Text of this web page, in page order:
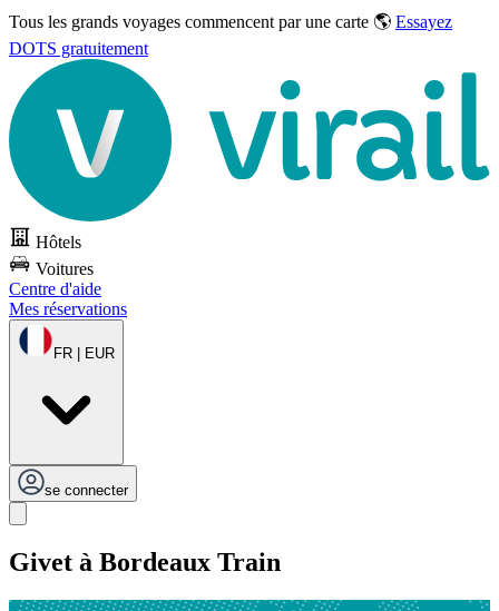
Tous les grands voyages commencent par une carte 🌎 Essayez
DOTS gratuitement
Hôtels
Voitures
Centre d'aide
Mes réservations
FR | EUR
se connecter
Givet à Bordeaux Train